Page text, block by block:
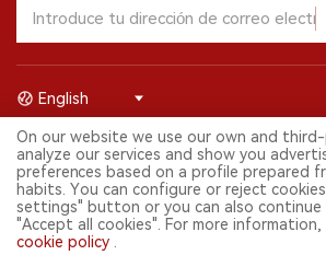
© 2026 Shenzhen 2FIRSTS Technology Co.,Ltd.
reservados.
2FIRSTS solo es accesible para profesionales de
investigadores, medios y otros profesionales. El
está prohibido.
Este sitio web presta servicios a usuarios fuera
continental. Para usuarios en la China continental,
English
On our website we use our own and
analyze our services and show you
preferences based on a profile prepared
habits. You can configure or reject
settings" button or you can also continue
"Accept all cookies". For more
cookie policy